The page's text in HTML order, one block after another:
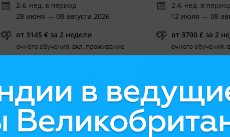
2-6
28 июня — 08 августа 2026
от 3145 € за 2 недели
2-6
12 июля — 08
от 3700 £ за 2
Спортивный лагерь за границей
| «Деревенские лагеря» (Village
Спортивный лагерь
| «Деревенские